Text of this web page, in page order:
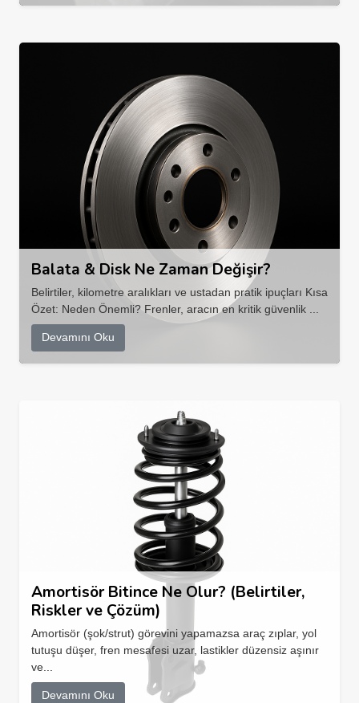
Balata & Disk Ne Zaman Değişir?
Belirtiler, kilometre aralıkları ve ustadan pratik ipuçları Kısa
Özet: Neden Önemli? Frenler, aracın en kritik güvenlik ...
Devamını Oku
Amortisör Bitince Ne Olur? (Belirtiler,
Riskler ve Çözüm)
Amortisör (şok/strut) görevini yapamazsa araç zıplar, yol
tutuşu düşer, fren mesafesi uzar, lastikler düzensiz aşınır
ve...
Devamını Oku